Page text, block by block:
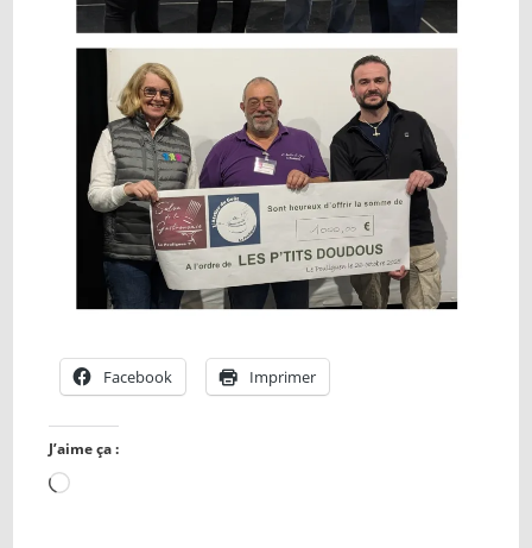
Facebook Imprimer
J’aime ça :
Chargement…